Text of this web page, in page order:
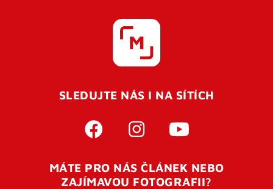
SLEDUJTE NÁS I NA SÍTÍCH
MÁTE PRO NÁS ČLÁNEK NEBO
ZAJÍMAVOU FOTOGRAFII?